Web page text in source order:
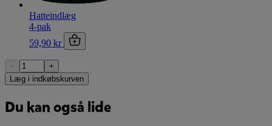
Hatteindlæg
4-pak
59,90 kr
−
+
Læg i indkøbskurven
Du kan også lide